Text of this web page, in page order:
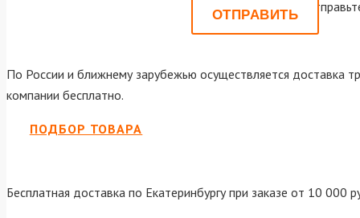
Или
По России и ближнему зарубежью осуществляется доставка
компании бесплатно.
ПОДБОР ТОВАРА
Бесплатная доставка по Екатеринбургу при заказе от 10 000